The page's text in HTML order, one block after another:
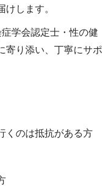
します。
症学会認定士・性の健
寄り添い、丁寧にサポ
くのは抵抗がある方